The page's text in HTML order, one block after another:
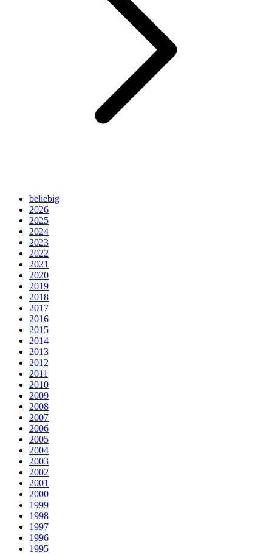
beliebig
2026
2025
2024
2023
2022
2021
2020
2019
2018
2017
2016
2015
2014
2013
2012
2011
2010
2009
2008
2007
2006
2005
2004
2003
2002
2001
2000
1999
1998
1997
1996
1995